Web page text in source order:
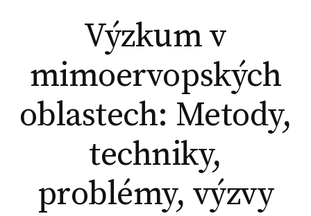
Výzkum v
mimoervopských
oblastech: Metody,
techniky,
problémy, výzvy